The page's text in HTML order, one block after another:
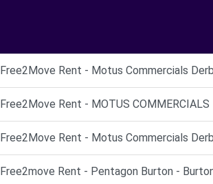
Free2Move Rent - Motus Commercials
Free2Move Rent - MOTUS COMMERCIALS
Free2Move Rent - Motus Commercials
Free2move Rent - Pentagon Burton -